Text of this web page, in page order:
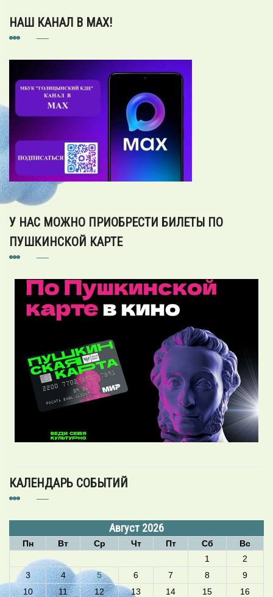
НАШ КАНАЛ В MAX!
У НАС МОЖНО ПРИОБРЕСТИ БИЛЕТЫ ПО
ПУШКИНСКОЙ КАРТЕ
КАЛЕНДАРЬ СОБЫТИЙ
Август 2026
Пн Вт Ср Чт Пт Сб
Вс
1
2
3
4 5 6 7 8
9
10
11 12 13 14 15
16